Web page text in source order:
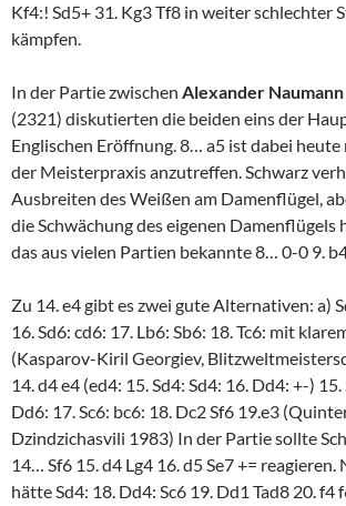
Kf4:! Sd5+ 31. Kg3 Tf8 in weiter schlechter
kämpfen.
In der Partie zwischen Alexander Naumann
(2321) diskutierten die beiden eins der
Englischen Eröffnung. 8… a5 ist dabei
der Meisterpraxis anzutreffen. Schwarz
Ausbreiten des Weißen am Damenflügel,
die Schwächung des eigenen Damenflügels
das aus vielen Partien bekannte 8… 0-0 9.
Zu 14. e4 gibt es zwei gute Alternativen: a)
16. Sd6: cd6: 17. Lb6: Sb6: 18. Tc6: mit
(Kasparov-Kiril Georgiev,
14. d4 e4 (ed4: 15. Sd4: Sd4: 16. Dd4: +-) 15.
Dd6: 17. Sc6: bc6: 18. Dc2 Sf6 19.e3
Dzindzichasvili 1983) In der Partie sollte
14… Sf6 15. d4 Lg4 16. d5 Se7 += reagieren.
hätte Sd4: 18. Dd4: Sc6 19. Dd1 Tad8 20. f4